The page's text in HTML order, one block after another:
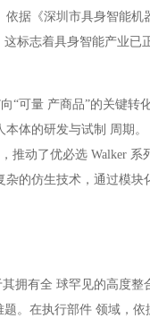
据《深圳市具身智能机
标志着具身智能产业
“可量 产商品”的关键
体的研发与试制 周期
推动了优必选 Walker
的仿生技术，通过模
拥有全 球罕见的高度
。在执行部件 领域，